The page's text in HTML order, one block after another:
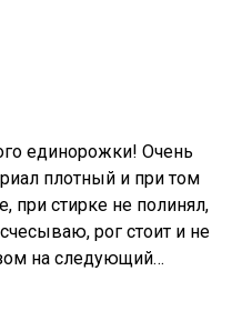
единорожки! Очень
плотный и при том
при стирке не полинял,
рог стоит и не
на следующий…